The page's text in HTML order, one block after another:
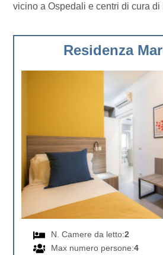
vicino a Ospedali e centri di cura di
Residenza
N. Camere da letto:2
Max numero persone:4